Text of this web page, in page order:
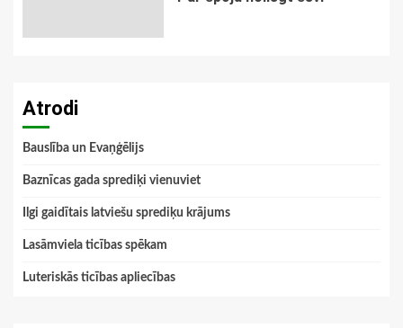
Atrodi
Bauslība un Evaņģēlijs
Baznīcas gada sprediķi vienuviet
Ilgi gaidītais latviešu sprediķu krājums
Lasāmviela ticības spēkam
Luteriskās ticības apliecības